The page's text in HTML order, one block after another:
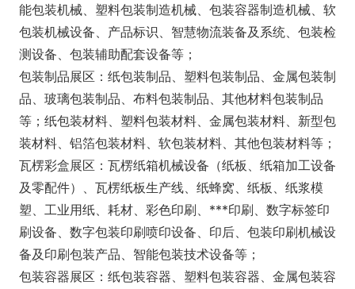
能包装机械、塑料包装制造机械、包装容器制造机械、软
包装机械设备、产品标识、智慧物流装备及系统、包装检
测设备、包装辅助配套设备等；
包装制品展区：纸包装制品、塑料包装制品、金属包装制
品、玻璃包装制品、布料包装制品、其他材料包装制品
等；纸包装材料、塑料包装材料、金属包装材料、新型包
装材料、铝箔包装材料、软包装材料、其他包装材料等；
瓦楞彩盒展区：瓦楞纸箱机械设备（纸板、纸箱加工设备
及零配件）、瓦楞纸板生产线、纸蜂窝、纸板、纸浆模
塑、工业用纸、耗材、彩色印刷、***印刷、数字标签印
刷设备、数字包装印刷喷印设备、印后、包装印刷机械设
备及印刷包装产品、智能包装技术设备等；
包装容器展区：纸包装容器、塑料包装容器、金属包装容